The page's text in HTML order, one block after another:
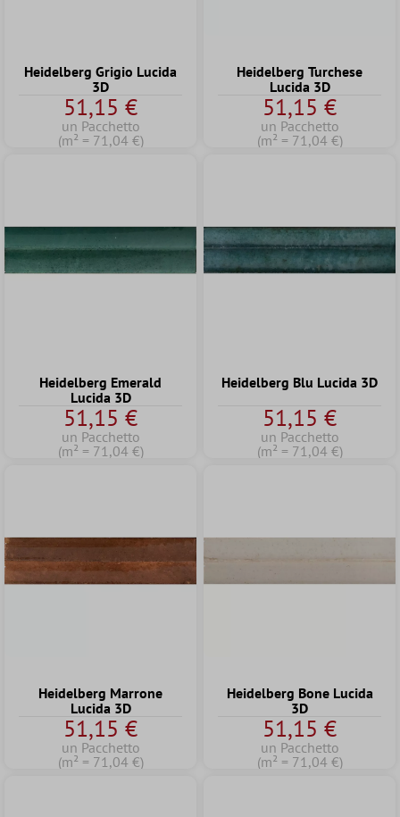
Heidelberg Grigio Lucida
3D
51,15 €
un Pacchetto
(m² = 71,04 €)
Heidelberg Turchese
Lucida 3D
51,15 €
un Pacchetto
(m² = 71,04 €)
Heidelberg Emerald
Lucida 3D
51,15 €
un Pacchetto
(m² = 71,04 €)
Heidelberg Blu Lucida 3D
51,15 €
un Pacchetto
(m² = 71,04 €)
Heidelberg Marrone
Lucida 3D
51,15 €
un Pacchetto
(m² = 71,04 €)
Heidelberg Bone Lucida
3D
51,15 €
un Pacchetto
(m² = 71,04 €)